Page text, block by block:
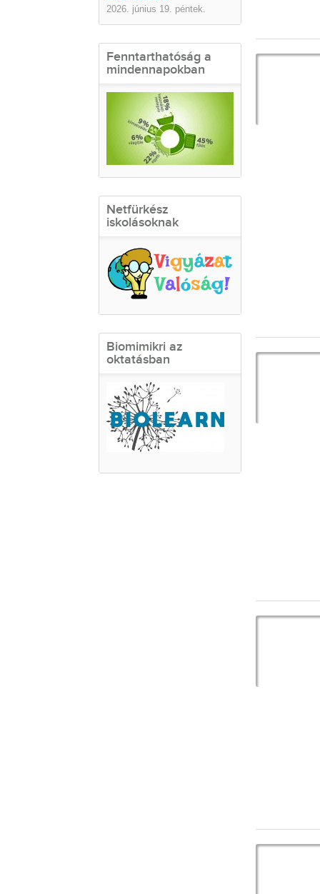
2026. június 19. péntek.
Fenntarthatóság a
mindennapokban
Netfürkész
iskolásoknak
Biomimikri az
oktatásban